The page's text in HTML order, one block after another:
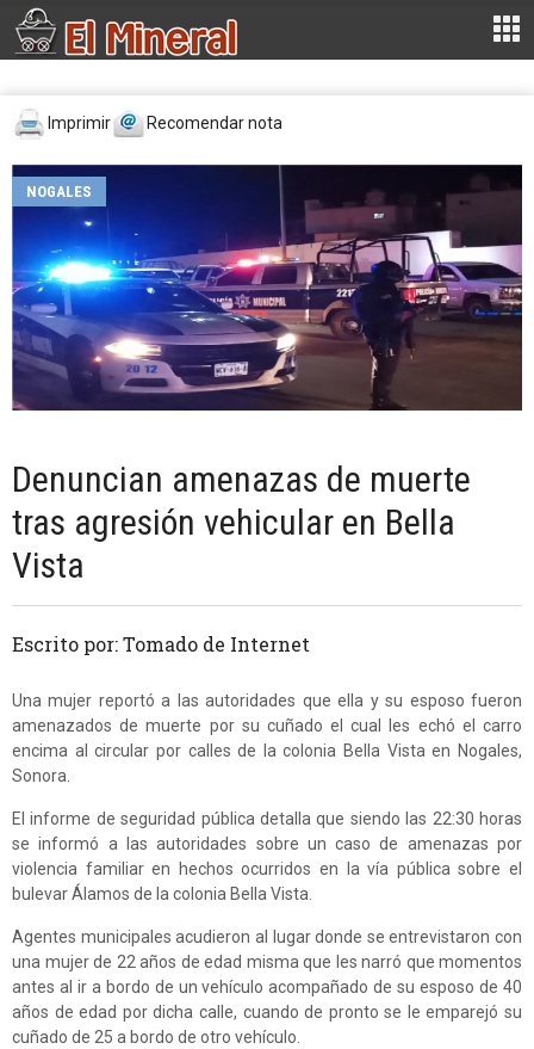
Imprimir Recomendar nota
NOGALES
Denuncian amenazas de muerte
tras agresión vehicular en Bella
Vista
Escrito por: Tomado de Internet
Una mujer reportó a las autoridades que ella y su esposo fueron
amenazados de muerte por su cuñado el cual les echó el carro
encima al circular por calles de la colonia Bella Vista en Nogales,
Sonora.
El informe de seguridad pública detalla que siendo las 22:30 horas
se informó a las autoridades sobre un caso de amenazas por
violencia familiar en hechos ocurridos en la vía pública sobre el
bulevar Álamos de la colonia Bella Vista.
Agentes municipales acudieron al lugar donde se entrevistaron con
una mujer de 22 años de edad misma que les narró que momentos
antes al ir a bordo de un vehículo acompañado de su esposo de 40
años de edad por dicha calle, cuando de pronto se le emparejó su
cuñado de 25 a bordo de otro vehículo.